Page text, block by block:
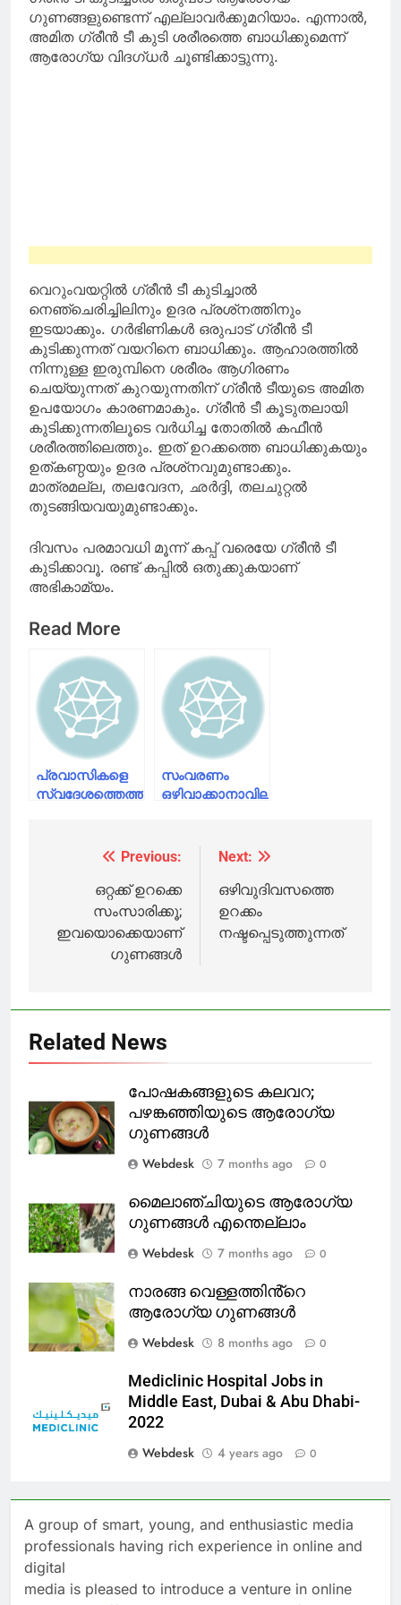
റിമാന്റ് റിപ്പോർട്ട്
ഗുണങ്ങളുണ്ടെന്ന് എല്ലാവര്‍ക്കുമറിയാം. എന്നാല്‍,
അമിത ഗ്രീന്‍ ടീ കുടി ശരീരത്തെ ബാധിക്കുമെന്ന്
ആരോഗ്യ വിദഗ്ധര്‍ ചൂണ്ടിക്കാട്ടുന്നു.
വെറുംവയറ്റില്‍ ഗ്രീന്‍ ടീ കുടിച്ചാല്‍
നെഞ്ചെരിച്ചിലിനും ഉദര പ്രശ്‌നത്തിനും
ഇടയാക്കും. ഗര്‍ഭിണികള്‍ ഒരുപാട് ഗ്രീന്‍ ടീ
കുടിക്കുന്നത് വയറിനെ ബാധിക്കും. ആഹാരത്തില്‍
നിന്നുള്ള ഇരുമ്പിനെ ശരീരം ആഗിരണം
ചെയ്യുന്നത് കുറയുന്നതിന് ഗ്രീന്‍ ടീയുടെ അമിത
ഉപയോഗം കാരണമാകും. ഗ്രീന്‍ ടീ കൂടുതലായി
കുടിക്കുന്നതിലൂടെ വര്‍ധിച്ച തോതില്‍ കഫീന്‍
ശരീരത്തിലെത്തും. ഇത് ഉറക്കത്തെ ബാധിക്കുകയും
ഉത്കണ്ഠയും ഉദര പ്രശ്‌നവുമുണ്ടാക്കും.
മാത്രമല്ല, തലവേദന, ഛര്‍ദ്ദി, തലചുറ്റല്‍
തുടങ്ങിയവയുമുണ്ടാക്കും.
ദിവസം പരമാവധി മൂന്ന് കപ്പ് വരെയേ ഗ്രീന്‍ ടീ
കുടിക്കാവൂ. രണ്ട് കപ്പില്‍ ഒതുക്കുകയാണ്
അഭികാമ്യം.
Read More
പ്രവാസികളെ
സ്വദേശത്തെത്തിക്കാന്‍
കുവൈത്ത്;
സംഘമെത്തി
സംവരണം
ഒഴിവാക്കാനാവില്ല;
navigation
Previous:
ഒറ്റക്ക് ഉറക്കെ
സംസാരിക്കൂ;
ഇവയൊക്കെയാണ്
ഗുണങ്ങള്‍
Next:
ഒഴിവുദിവസത്തെ
ഉറക്കം
നഷ്ടപ്പെടുത്തുന്നത്
Related News
പോഷകങ്ങളുടെ കലവറ;
പഴങ്കഞ്ഞിയുടെ ആരോഗ്യ
ഗുണങ്ങൾ
Webdesk
7 months ago 0
മൈലാഞ്ചിയുടെ ആരോഗ്യ
ഗുണങ്ങൾ എന്തെല്ലാം
Webdesk
7 months ago 0
നാരങ്ങ വെള്ളത്തിൻ്റെ
ആരോഗ്യ ഗുണങ്ങൾ
Webdesk
8 months ago 0
Mediclinic Hospital Jobs in
Middle East, Dubai & Abu Dhabi-
2022
Webdesk
4 years ago 0
A group of smart, young, and enthusiastic media
professionals having rich experience in online and
digital
media is pleased to introduce a venture in online